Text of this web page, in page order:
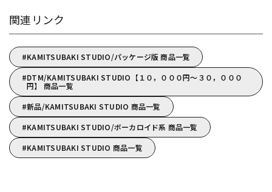
関連リンク
KAMITSUBAKI STUDIO/パッケージ版 商品一覧
DTM/KAMITSUBAKI STUDIO【１０，０００円～３０，０００
円】 商品一覧
新品/KAMITSUBAKI STUDIO 商品一覧
KAMITSUBAKI STUDIO/ボーカロイド系 商品一覧
KAMITSUBAKI STUDIO 商品一覧